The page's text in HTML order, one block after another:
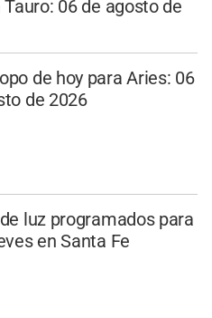
06 de agosto de
de hoy para Aries: 06
de 2026
luz programados para
en Santa Fe